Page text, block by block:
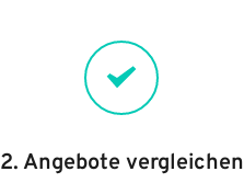
2. Angebote vergleichen